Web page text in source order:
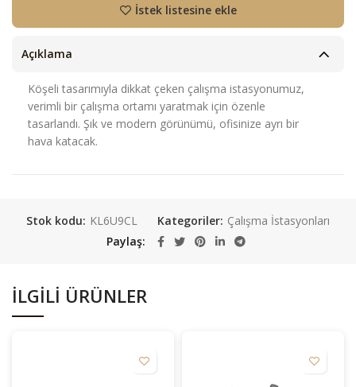
İstek listesine ekle
Açıklama
Köşeli tasarımıyla dikkat çeken çalışma istasyonumuz,
verimli bir çalışma ortamı yaratmak için özenle
tasarlandı. Şık ve modern görünümü, ofisinize ayrı bir
hava katacak.
Stok kodu: KL6U9CL Kategoriler: Çalışma İstasyonları
Paylaş
İLGILI ÜRÜNLER